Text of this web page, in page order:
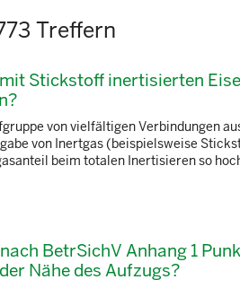
Treffern
Stickstoff inertisierten
von vielfältigen Verbindungen
von Inertgas (beispielsweise
beim totalen Inertisieren so
BetrSichV Anhang 1
Nähe des Aufzugs?